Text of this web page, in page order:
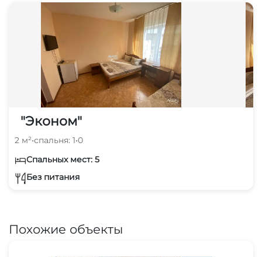
"Эконом"
2 м²•спальня: 1•0
Спальных мест: 5
Без питания
Похожие объекты